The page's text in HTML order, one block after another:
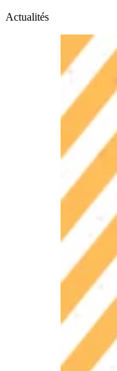
Actualités